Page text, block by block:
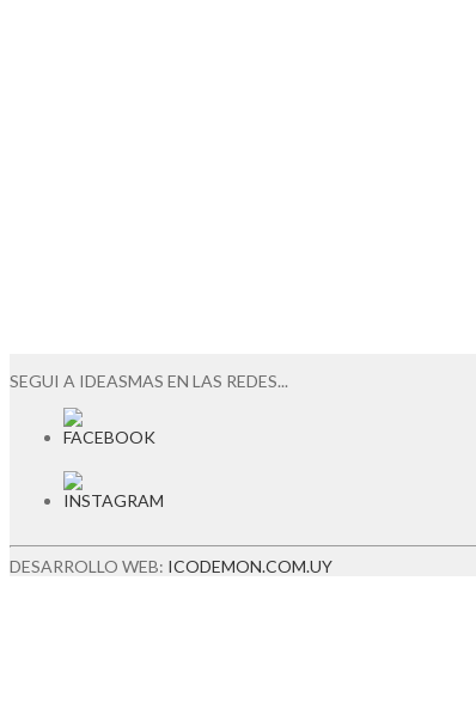
SEGUI A IDEASMAS EN LAS REDES...
DESARROLLO WEB: ICODEMON.COM.UY